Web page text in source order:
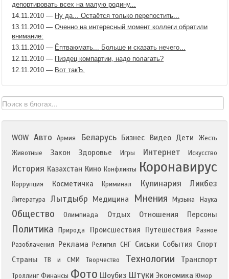
депортировать всех на малую родину...
14.11.2010 — Ну да... Остаётся только перепостить...
13.11.2010 — Оченно на интересный момент коллеги обратили
внимание:
13.11.2010 — Ёптваюмать... Больше и сказать нечего...
12.11.2010 — Пиздец компартии, надо полагать?
12.11.2010 — Вот такЪ.
WOW Авто Армия Беларусь Бизнес Видео Дети
Жесть
Животные
Закон Здоровье Игры Интернет Искусство
История Казахстан Кино Конфликты Коронавирус
Коррупция Косметичка Криминал Кулинария Ликбез
Литература Лытдыбр Медицина Мнения Музыка Наука
Общество Олимпиада Отдых Отношения Персоны
Политика Природа Происшествия Путешествия
Разное
Разоблачения
Реклама Религия СНГ Сиськи События Спорт
Страны
ТВ и СМИ Творчество Технологии Транспорт
Троллинг Финансы Фото Шоубиз Штуки Экономика Юмор